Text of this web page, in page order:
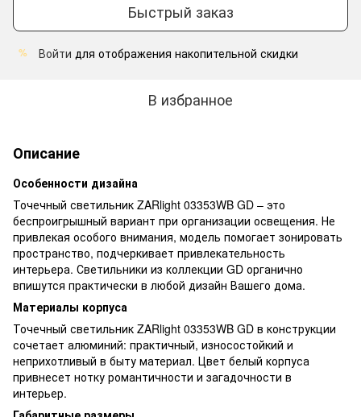
Быстрый заказ
% Войти для отображения накопительной скидки
В избранное
Описание
Особенности дизайна
Точечный светильник ZARlight 03353WB GD – это
беспроигрышный вариант при организации освещения. Не
привлекая особого внимания, модель помогает зонировать
пространство, подчеркивает привлекательность
интерьера. Светильники из коллекции GD органично
впишутся практически в любой дизайн Вашего дома.
Материалы корпуса
Точечный светильник ZARlight 03353WB GD в конструкции
сочетает алюминий: практичный, износостойкий и
неприхотливый в быту материал. Цвет белый корпуса
привнесет нотку романтичности и загадочности в
интерьер.